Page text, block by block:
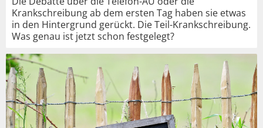
Krankschreibung ab dem ersten Tag haben sie etwas
in den Hintergrund gerückt. Die Teil-Krankschreibung.
Was genau ist jetzt schon festgelegt?